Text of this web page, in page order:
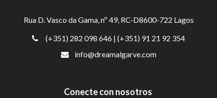
Rua D. Vasco da Gama, nº 49, RC-D8600-722 Lagos
(+351) 282 098 646 | (+351) 91 21 92 354
info@dreamalgarve.com
Conecte con nosotros